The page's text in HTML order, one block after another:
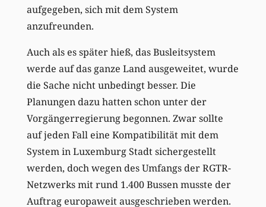
aufgegeben, sich mit dem System
anzufreunden.
Auch als es später hieß, das Busleitsystem
werde auf das ganze Land ausgeweitet, wurde
die Sache nicht unbedingt besser. Die
Planungen dazu hatten schon unter der
Vorgängerregierung begonnen. Zwar sollte
auf jeden Fall eine Kompatibilität mit dem
System in Luxemburg Stadt sichergestellt
werden, doch wegen des Umfangs der RGTR-
Netzwerks mit rund 1.400 Bussen musste der
Auftrag europaweit ausgeschrieben werden.